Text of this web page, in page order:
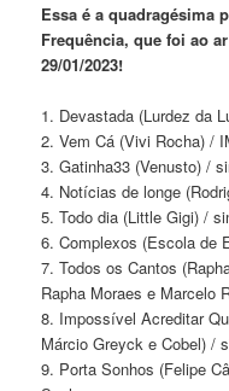
Essa é a quadragésima
Frequência, que foi ao
29/01/2023!
1. Devastada (Lurdez da
2. Vem Cá (Vivi Rocha) /
3. Gatinha33 (Venusto) /
4. Notícias de longe
5. Todo dia (Little Gigi) /
6. Complexos (Escola de
7. Todos os Cantos
Rapha Moraes e Marcelo
8. Impossível Acreditar
Márcio Greyck e Cobel) /
9. Porta Sonhos (Felipe